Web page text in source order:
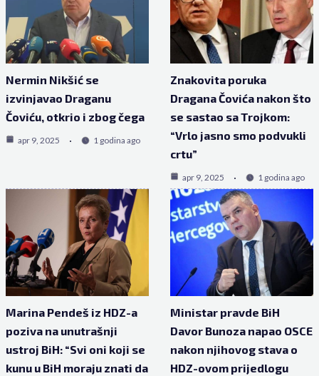
Nermin Nikšić se
izvinjavao Draganu
Čoviću, otkrio i zbog čega
apr 9, 2025 1 godina ago
Znakovita poruka
Dragana Čovića nakon što
se sastao sa Trojkom:
“Vrlo jasno smo podvukli
crtu”
apr 9, 2025 1 godina ago
Marina Pendeš iz HDZ-a
poziva na unutrašnji
ustroj BiH: “Svi oni koji se
kunu u BiH moraju znati da
Ministar pravde BiH
Davor Bunoza napao OSCE
nakon njihovog stava o
HDZ-ovom prijedlogu